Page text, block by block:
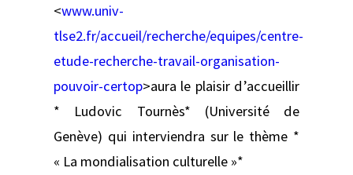
<www.univ-
tlse2.fr/accueil/recherche/equipes/centre-
etude-recherche-travail-organisation-
pouvoir-certop>aura le plaisir d’accueillir
* Ludovic Tournès* (Université de
Genève) qui interviendra sur le thème *
« La mondialisation culturelle »*